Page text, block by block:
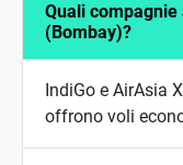
Quali
(Bombay)?
IndiGo e AirAsia
offrono voli